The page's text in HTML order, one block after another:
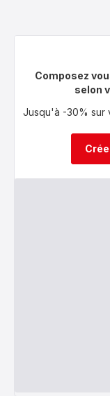
Composez
selon
Jusqu'à -30% sur